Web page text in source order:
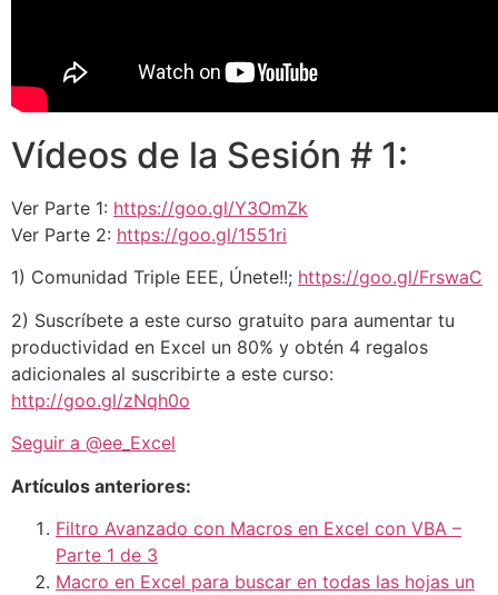
Vídeos de la Sesión # 1:
Ver Parte 1: https://goo.gl/Y3OmZk
Ver Parte 2: https://goo.gl/1551ri
1) Comunidad Triple EEE, Únete!!; https://goo.gl/FrswaC
2) Suscríbete a este curso gratuito para aumentar tu
productividad en Excel un 80% y obtén 4 regalos
adicionales al suscribirte a este curso:
http://goo.gl/zNqh0o
Seguir a @ee_Excel
Artículos anteriores:
Filtro Avanzado con Macros en Excel con VBA –
Parte 1 de 3
Macro en Excel para buscar en todas las hojas un